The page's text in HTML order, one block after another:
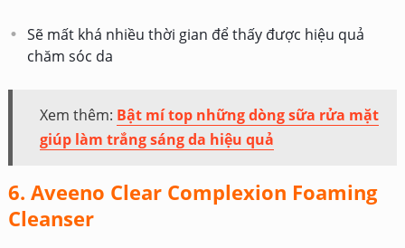
Sẽ mất khá nhiều thời gian để thấy được hiệu quả
chăm sóc da
Xem thêm: Bật mí top những dòng sữa rửa mặt
giúp làm trắng sáng da hiệu quả
6. Aveeno Clear Complexion Foaming
Cleanser